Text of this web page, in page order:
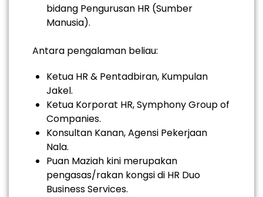
bidang Pengurusan HR (Sumber
Manusia).
Antara pengalaman beliau:
Ketua HR & Pentadbiran, Kumpulan
Jakel.
Ketua Korporat HR, Symphony Group of
Companies.
Konsultan Kanan, Agensi Pekerjaan
Nala.
Puan Maziah kini merupakan
pengasas/rakan kongsi di HR Duo
Business Services.